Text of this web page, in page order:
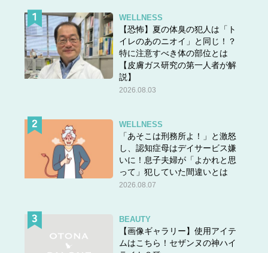
スポンサーリンク
次のページ：子育ては臨機応変に。うまくいか
なくても、またやりなおせばいい！
マンガでわかる 精神論はもういいので怒らなくても子育
てがラクになる「しくみ」教えてください
(著) あらいぴろよ(イラスト) 主婦の友社・
WELLNESS
【恐怖】夏の体臭の犯人は「ト
イレのあのニオイ」と同じ！？
特に注意すべき体の部位とは
【皮膚ガス研究の第一人者が解
説】
2026.08.03
WELLNESS
「あそこは刑務所よ！」と激怒
し、認知症母はデイサービス嫌
いに！息子夫婦が「よかれと思
って」犯していた間違いとは
2026.08.07
BEAUTY
【画像ギャラリー】使用アイテ
ムはこちら！セザンヌの神ハイ